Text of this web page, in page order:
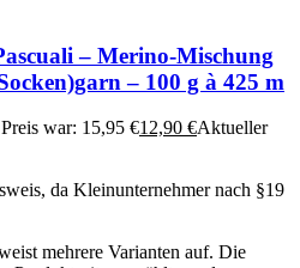
– Merino-Mischung
– 100 g à 425 m
war: 15,95 €12,90 €Aktueller
da Kleinunternehmer nach §19
mehrere Varianten auf. Die